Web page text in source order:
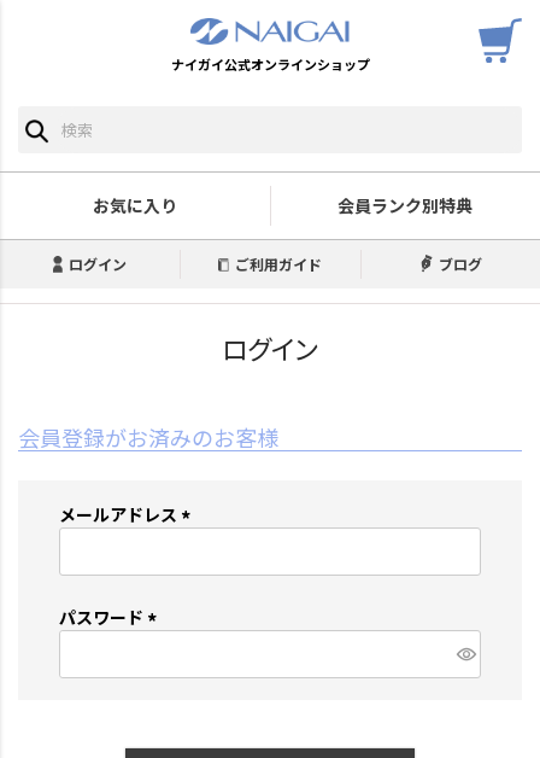
ナイガイ公式オンラインショップ
お気に入り 会員ランク別特典
ログイン ご利用ガイド ブログ
ログイン
会員登録がお済みのお客様
メールアドレス
必
パスワード
必